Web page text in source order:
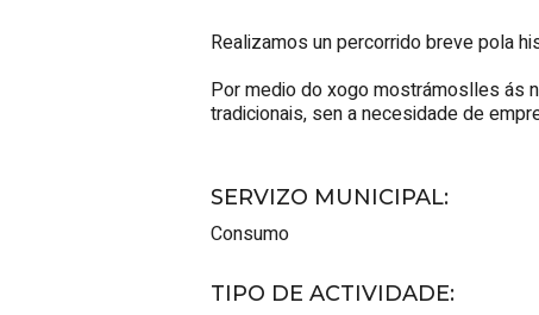
Realizamos un percorrido breve pola
Por medio do xogo mostrámoslles ás
tradicionais, sen a necesidade de
SERVIZO MUNICIPAL:
Consumo
TIPO DE ACTIVIDADE: